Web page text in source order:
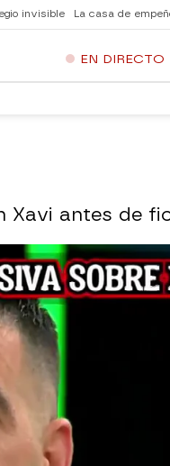
invisible La casa de
EN DIRECTO
Xavi antes de